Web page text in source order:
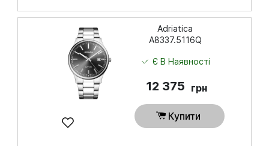
Adriatica
A8337.5116Q
Є В Наявності
12 375 грн
Купити